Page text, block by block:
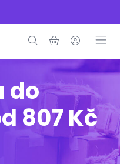
do
807 Kč